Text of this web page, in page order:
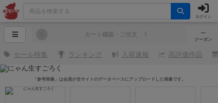
ログイン
─
クーポン
カート確認・ご注文
セール特集 ランキング 入荷速報 高評価作品
「参考画像」は会員が当サイトのデータベースにアップロードした画像です。